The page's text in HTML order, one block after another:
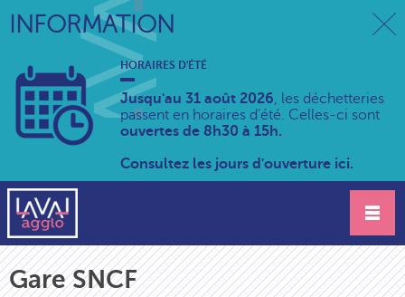
INFORMATION
HORAIRES D'ÉTÉ
Jusqu'au 31 août 2026, les déchetteries
passent en horaires d'été. Celles-ci sont
ouvertes de 8h30 à 15h.
Consultez les jours d'ouverture ici.
Gare SNCF